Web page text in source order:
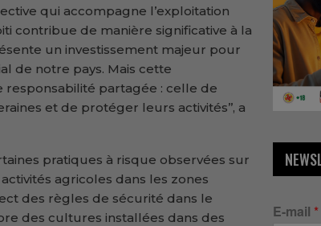
qui accompagne l’exploitation
contribue de manière significative à la
un investissement majeur pour
de notre pays. Mais cette
partagée : celle de
et de protéger leurs activités’’, a
pratiques à risque observées sur
agricoles dans les zones
des règles de sécurité dans le
des cultures installées dans des
E-mail *